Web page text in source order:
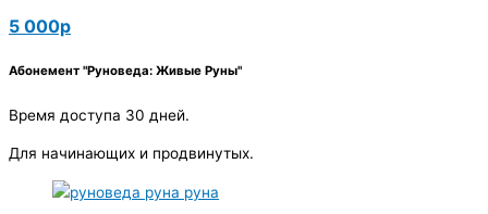
5 000р
Абонемент "Руноведа: Живые Руны"
Время доступа 30 дней.
Для начинающих и продвинутых.